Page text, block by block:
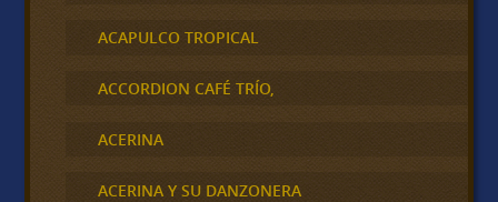
ACAPULCO TROPICAL
ACCORDION CAFÉ TRÍO,
ACERINA
ACERINA Y SU DANZONERA